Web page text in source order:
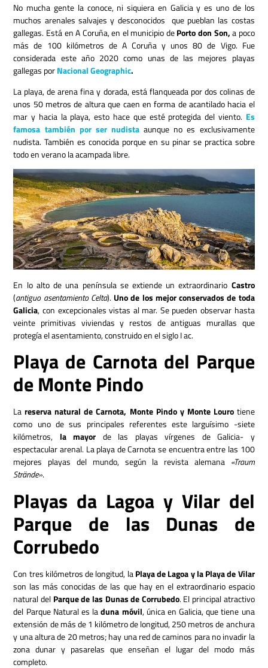
No mucha gente la conoce, ni siquiera en Galicia y es uno de los
muchos arenales salvajes y desconocidos que pueblan las costas
gallegas. Está en A Coruña, en el municipio dePorto don Son,a poco
más de 100 kilómetros de A Coruña y unos 80 de Vigo. Fue
considerada este año 2020 como unas de las mejores playas
gallegas porNacional Geographic.
La playa, de arena fina y dorada, está flanqueada por dos colinas de
unos 50 metros de altura que caen en forma de acantilado hacia el
mar y hacia la playa, esto hace que esté protegida del viento. Es
famosa también por ser nudista aunque no es exclusivamente
nudista. También es conocida porque en su pinar se practica sobre
todo en verano la acampada libre.
En lo alto de una península se extiende un extraordinario Castro
(antiguo asentamiento Celta). Uno de los mejor conservados de toda
Galicia, con excepcionales vistas al mar. Se pueden observar hasta
veinte primitivas viviendas y restos de antiguas murallas que
protegía el asentamiento, construido en el siglo I ac.
Playa de Carnota del Parque
de Monte Pindo
Lareserva natural de Carnota, Monte Pindo y Monte Lourotiene
como uno de sus principales referentes este larguísimo -siete
kilómetros, la mayor de las playas vírgenes de Galicia- y
espectacular arenal. La playa de Carnota se encuentra entre las 100
mejores playas del mundo, según la revista alemana «Traum
Strände».
Playas da Lagoa y Vilar del
Parque de las Dunas de
Corrubedo
Con tres kilómetros de longitud, laPlaya de Lagoa y la Playa de Vilar
son las más conocidas de las que hay en el extraordinario espacio
natural del Parque de las Dunas de Corrubedo. El principal atractivo
del Parque Natural es laduna móvil, única en Galicia, que tiene una
extensión de más de 1 kilómetro de longitud, 250 metros de anchura
y una altura de 20 metros; hay una red de caminos para no invadir la
zona dunar y pasarelas que enseñan el lugar del modo más
completo.